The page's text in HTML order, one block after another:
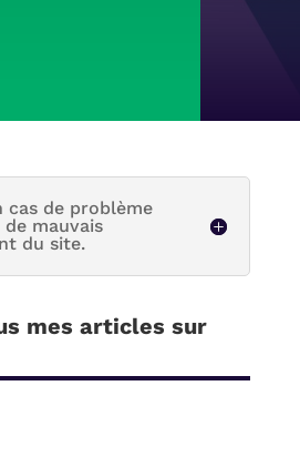
cas de problème
mauvais
du site.
mes articles sur